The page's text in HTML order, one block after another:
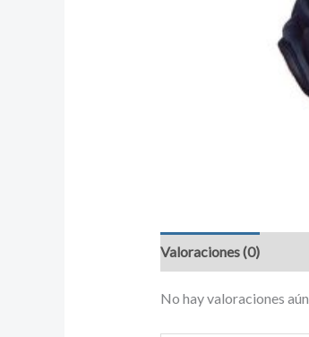
Valoraciones (0)
No hay valoraciones aún.